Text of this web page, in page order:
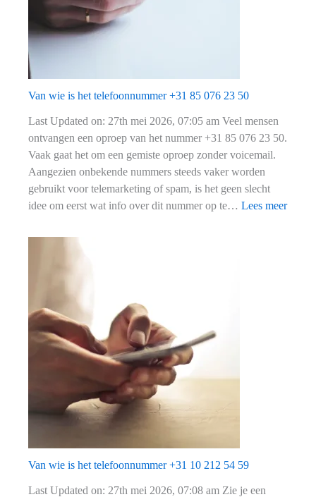
Van wie is het telefoonnummer +31 85 076 23 50
Last Updated on: 27th mei 2026, 07:05 am Veel mensen
ontvangen een oproep van het nummer +31 85 076 23 50.
Vaak gaat het om een gemiste oproep zonder voicemail.
Aangezien onbekende nummers steeds vaker worden
gebruikt voor telemarketing of spam, is het geen slecht
idee om eerst wat info over dit nummer op te… Lees meer:
Van wie is het telefoonnummer +31 10 212 54 59
Last Updated on: 27th mei 2026, 07:08 am Zie je een